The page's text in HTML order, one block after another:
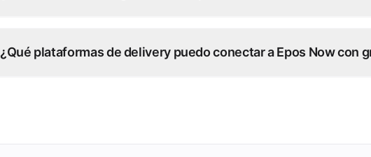
¿Qué plataformas de delivery puedo conectar a Epos Now con